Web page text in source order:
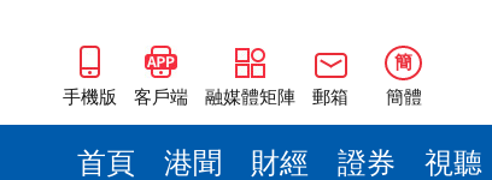
手機版 客戶端 融媒體矩陣 郵箱
簡
簡體
首頁 港聞 財經 證券 視聽
梁振英率港區全國政協委
2025年海南儋州以舊換新
山東26戶省屬國企去年合